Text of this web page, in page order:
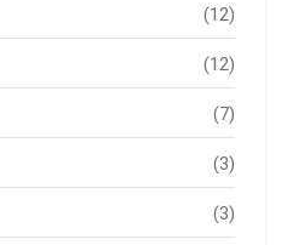
(12)
(12)
(7)
(3)
(3)